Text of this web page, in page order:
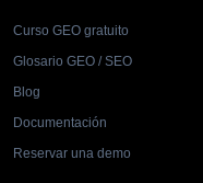
Curso GEO gratuito
Glosario GEO / SEO
Blog
Documentación
Reservar una demo